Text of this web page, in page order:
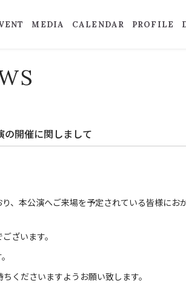
MEDIA CALENDAR PROFILE
の開催に関しまして
、本公演へご来場を予定されている皆様にお
ざいます。
くださいますようお願い致します。